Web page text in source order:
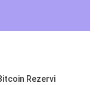
Rezervi